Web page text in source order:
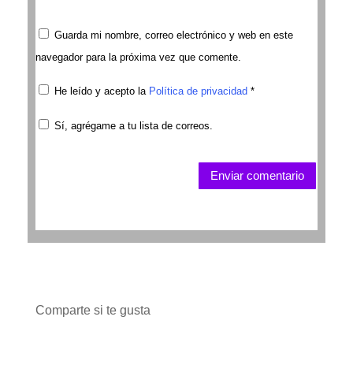
Guarda mi nombre, correo electrónico y web en este
navegador para la próxima vez que comente.
He leído y acepto la Política de privacidad *
Sí, agrégame a tu lista de correos.
Enviar comentario
Comparte si te gusta